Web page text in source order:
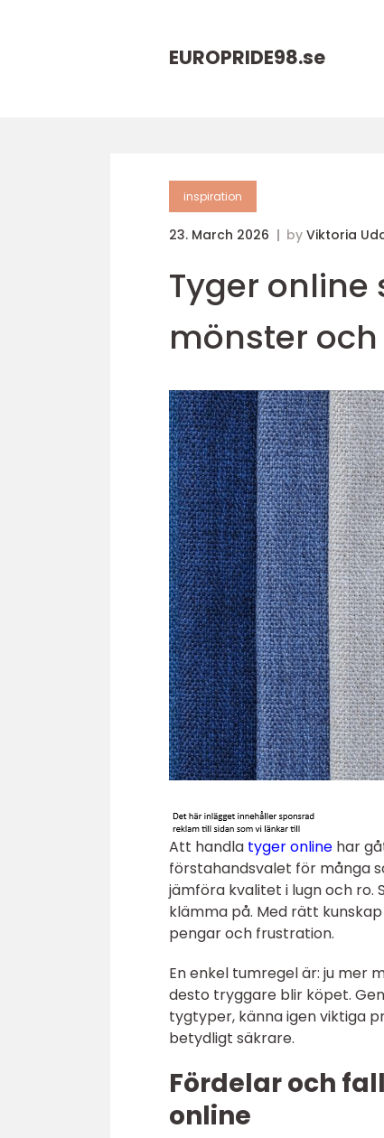
EUROPRIDE98.se
inspiration
23. March 2026 by Viktoria
Tyger
mönster
Att handla tyger online har
förstahandsvalet för många
jämföra kvalitet i lugn och
klämma på. Med rätt
pengar och frustration.
En enkel tumregel är: ju mer
desto tryggare blir köpet.
tygtyper, känna igen viktiga
betydligt säkrare.
Fördelar och
online